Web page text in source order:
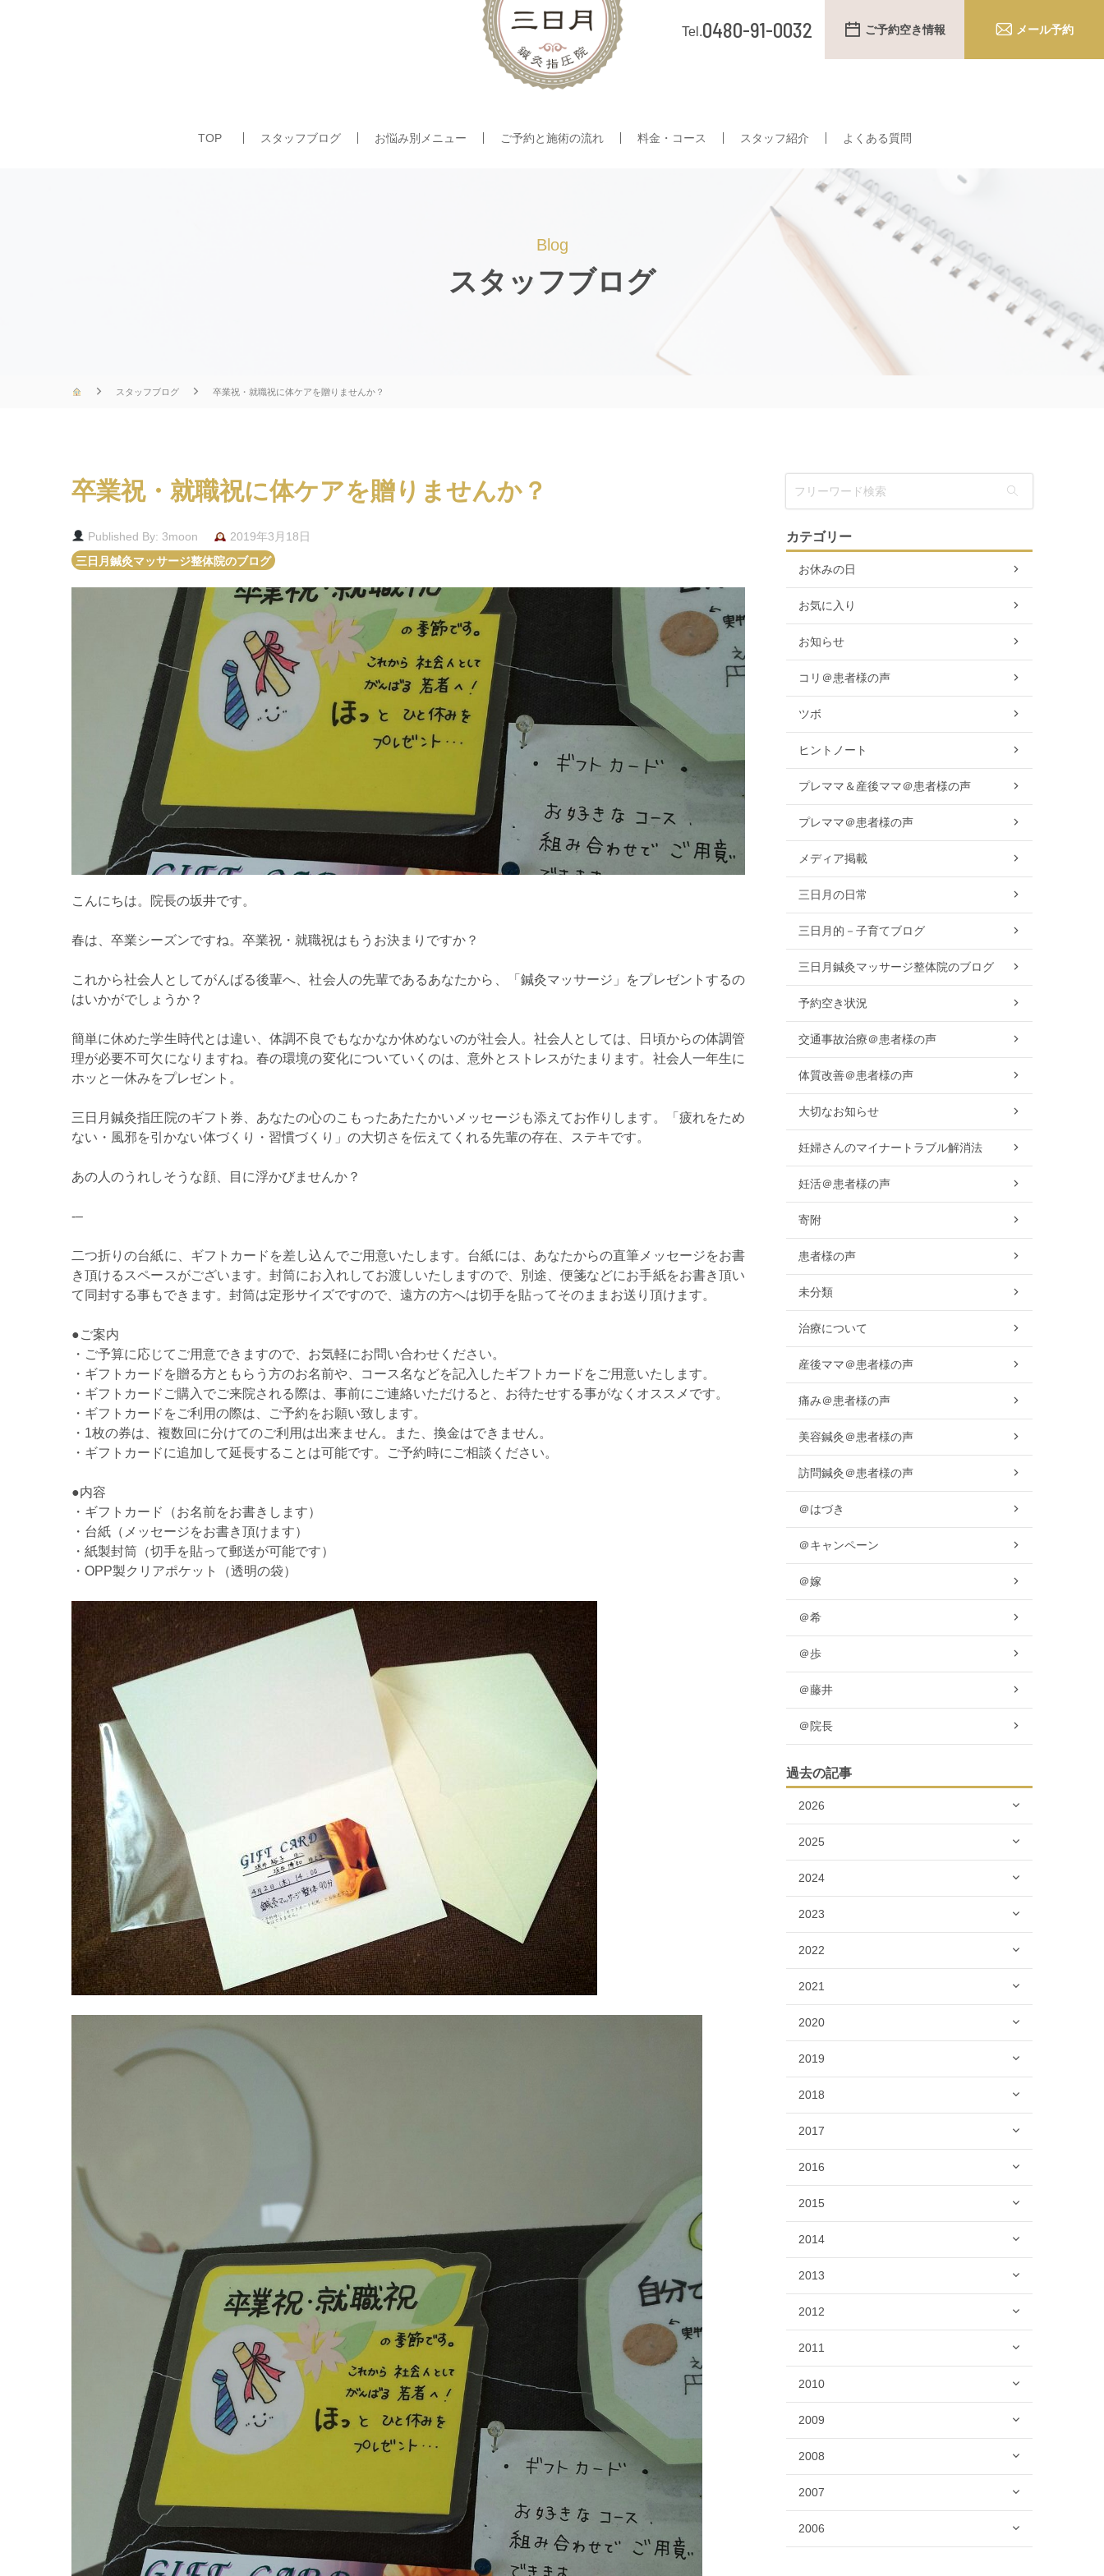
TOP スタッフブログ お悩み別メニュー ご予約と施術の流れ 料金・コース スタッフ紹介 よくある質問
0480-91-0032 ご予約空き情報 メール予約
Blog
スタッフブログ
スタッフブログ 卒業祝・就職祝に体ケアを贈りませんか？
卒業祝・就職祝に体ケアを贈りませんか？
Published By: 3moon 2019年3月18日
三日月鍼灸マッサージ整体院のブログ
こんにちは。院長の坂井です。
春は、卒業シーズンですね。卒業祝・就職祝はもうお決まりですか？
これから社会人としてがんばる後輩へ、社会人の先輩であるあなたから、「鍼灸マッサージ」をプレゼントするの
はいかがでしょうか？
簡単に休めた学生時代とは違い、体調不良でもなかなか休めないのが社会人。社会人としては、日頃からの体調管
理が必要不可欠になりますね。春の環境の変化についていくのは、意外とストレスがたまります。社会人一年生に
ホッと一休みをプレゼント。
三日月鍼灸指圧院のギフト券、あなたの心のこもったあたたかいメッセージも添えてお作りします。「疲れをため
ない・風邪を引かない体づくり・習慣づくり」の大切さを伝えてくれる先輩の存在、ステキです。
あの人のうれしそうな顔、目に浮かびませんか？
‐–
二つ折りの台紙に、ギフトカードを差し込んでご用意いたします。台紙には、あなたからの直筆メッセージをお書
き頂けるスペースがございます。封筒にお入れしてお渡しいたしますので、別途、便箋などにお手紙をお書き頂い
て同封する事もできます。封筒は定形サイズですので、遠方の方へは切手を貼ってそのままお送り頂けます。
●ご案内
・ご予算に応じてご用意できますので、お気軽にお問い合わせください。
・ギフトカードを贈る方ともらう方のお名前や、コース名などを記入したギフトカードをご用意いたします。
・ギフトカードご購入でご来院される際は、事前にご連絡いただけると、お待たせする事がなくオススメです。
・ギフトカードをご利用の際は、ご予約をお願い致します。
・1枚の券は、複数回に分けてのご利用は出来ません。また、換金はできません。
・ギフトカードに追加して延長することは可能です。ご予約時にご相談ください。
●内容
・ギフトカード（お名前をお書きします）
・台紙（メッセージをお書き頂けます）
・紙製封筒（切手を貼って郵送が可能です）
・OPP製クリアポケット（透明の袋）
カテゴリー
お休みの日
お気に入り
お知らせ
コリ＠患者様の声
ツボ
ヒントノート
プレママ＆産後ママ＠患者様の声
プレママ＠患者様の声
メディア掲載
三日月の日常
三日月的－子育てブログ
三日月鍼灸マッサージ整体院のブログ
予約空き状況
交通事故治療＠患者様の声
体質改善＠患者様の声
大切なお知らせ
妊婦さんのマイナートラブル解消法
妊活＠患者様の声
寄附
患者様の声
未分類
治療について
産後ママ＠患者様の声
痛み＠患者様の声
美容鍼灸＠患者様の声
訪問鍼灸＠患者様の声
＠はづき
＠キャンペーン
＠嫁
＠希
＠歩
＠藤井
＠院長
過去の記事
2026
2025
2024
2023
2022
2021
2020
2019
2018
2017
2016
2015
2014
2013
2012
2011
2010
2009
2008
2007
2006